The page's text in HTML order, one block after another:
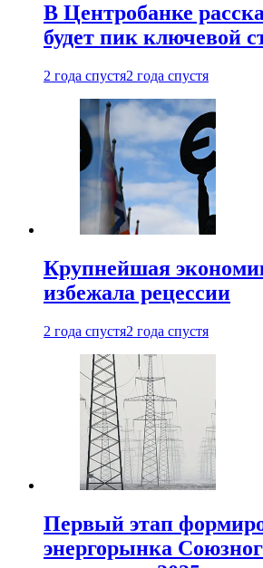
В Центробанке
будет пик ключевой
2 года спустя2 года спустя
Крупнейшая
избежала рецессии
2 года спустя2 года спустя
Первый этап
энергорынка